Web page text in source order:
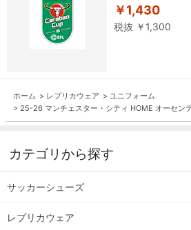
￥1,430
税抜 ￥1,300
ホーム > レプリカウェア > ユニフォーム
> 25-26 マンチェスター・シティ HOME オーセン
カテゴリから探す
サッカーシューズ
レプリカウェア